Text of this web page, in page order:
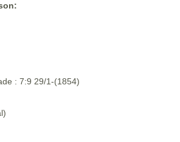
: 7:9 29/1-(1854)